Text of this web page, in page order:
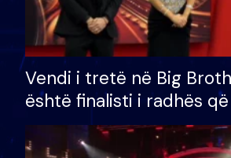
Vendi i tretë në Big
është finalisti i radhës